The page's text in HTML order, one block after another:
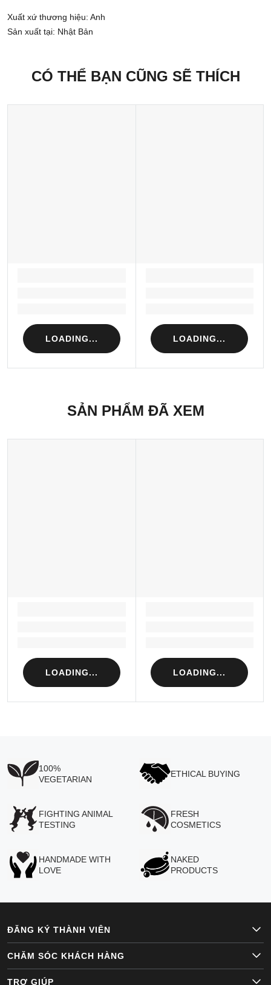
Xuất xứ thương hiệu: Anh
Sản xuất tại: Nhật Bản
CÓ THỂ BẠN CŨNG SẼ THÍCH
LOADING... LOADING...
SẢN PHẨM ĐÃ XEM
LOADING... LOADING...
100%
VEGETARIAN
ETHICAL BUYING
FIGHTING ANIMAL
TESTING
FRESH
COSMETICS
HANDMADE WITH
LOVE
NAKED
PRODUCTS
ĐĂNG KÝ THÀNH VIÊN
CHĂM SÓC KHÁCH HÀNG
TRỢ GIÚP